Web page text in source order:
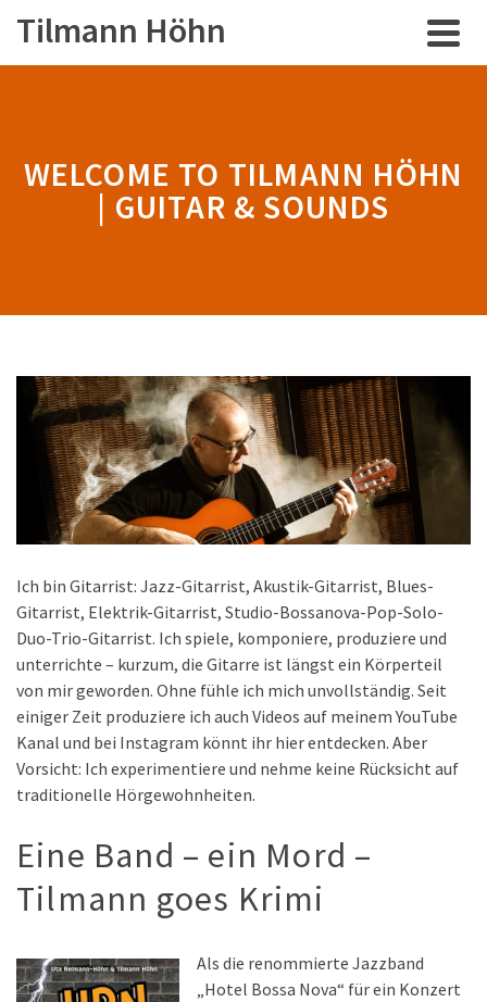
Tilmann Höhn
WELCOME TO TILMANN HÖHN
| GUITAR & SOUNDS
Ich bin Gitarrist: Jazz-Gitarrist, Akustik-Gitarrist, Blues-
Gitarrist, Elektrik-Gitarrist, Studio-Bossanova-Pop-Solo-
Duo-Trio-Gitarrist. Ich spiele, komponiere, produziere und
unterrichte – kurzum, die Gitarre ist längst ein Körperteil
von mir geworden. Ohne fühle ich mich unvollständig. Seit
einiger Zeit produziere ich auch Videos auf meinem YouTube
Kanal und bei Instagram könnt ihr hier entdecken. Aber
Vorsicht: Ich experimentiere und nehme keine Rücksicht auf
traditionelle Hörgewohnheiten.
Eine Band – ein Mord –
Tilmann goes Krimi
Als die renommierte Jazzband
„Hotel Bossa Nova“ für ein Konzert